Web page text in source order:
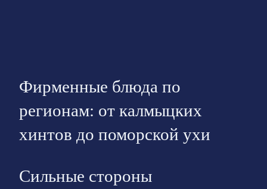
Фирменные блюда по
регионам: от калмыцких
хинтов до поморской ухи
Сильные стороны